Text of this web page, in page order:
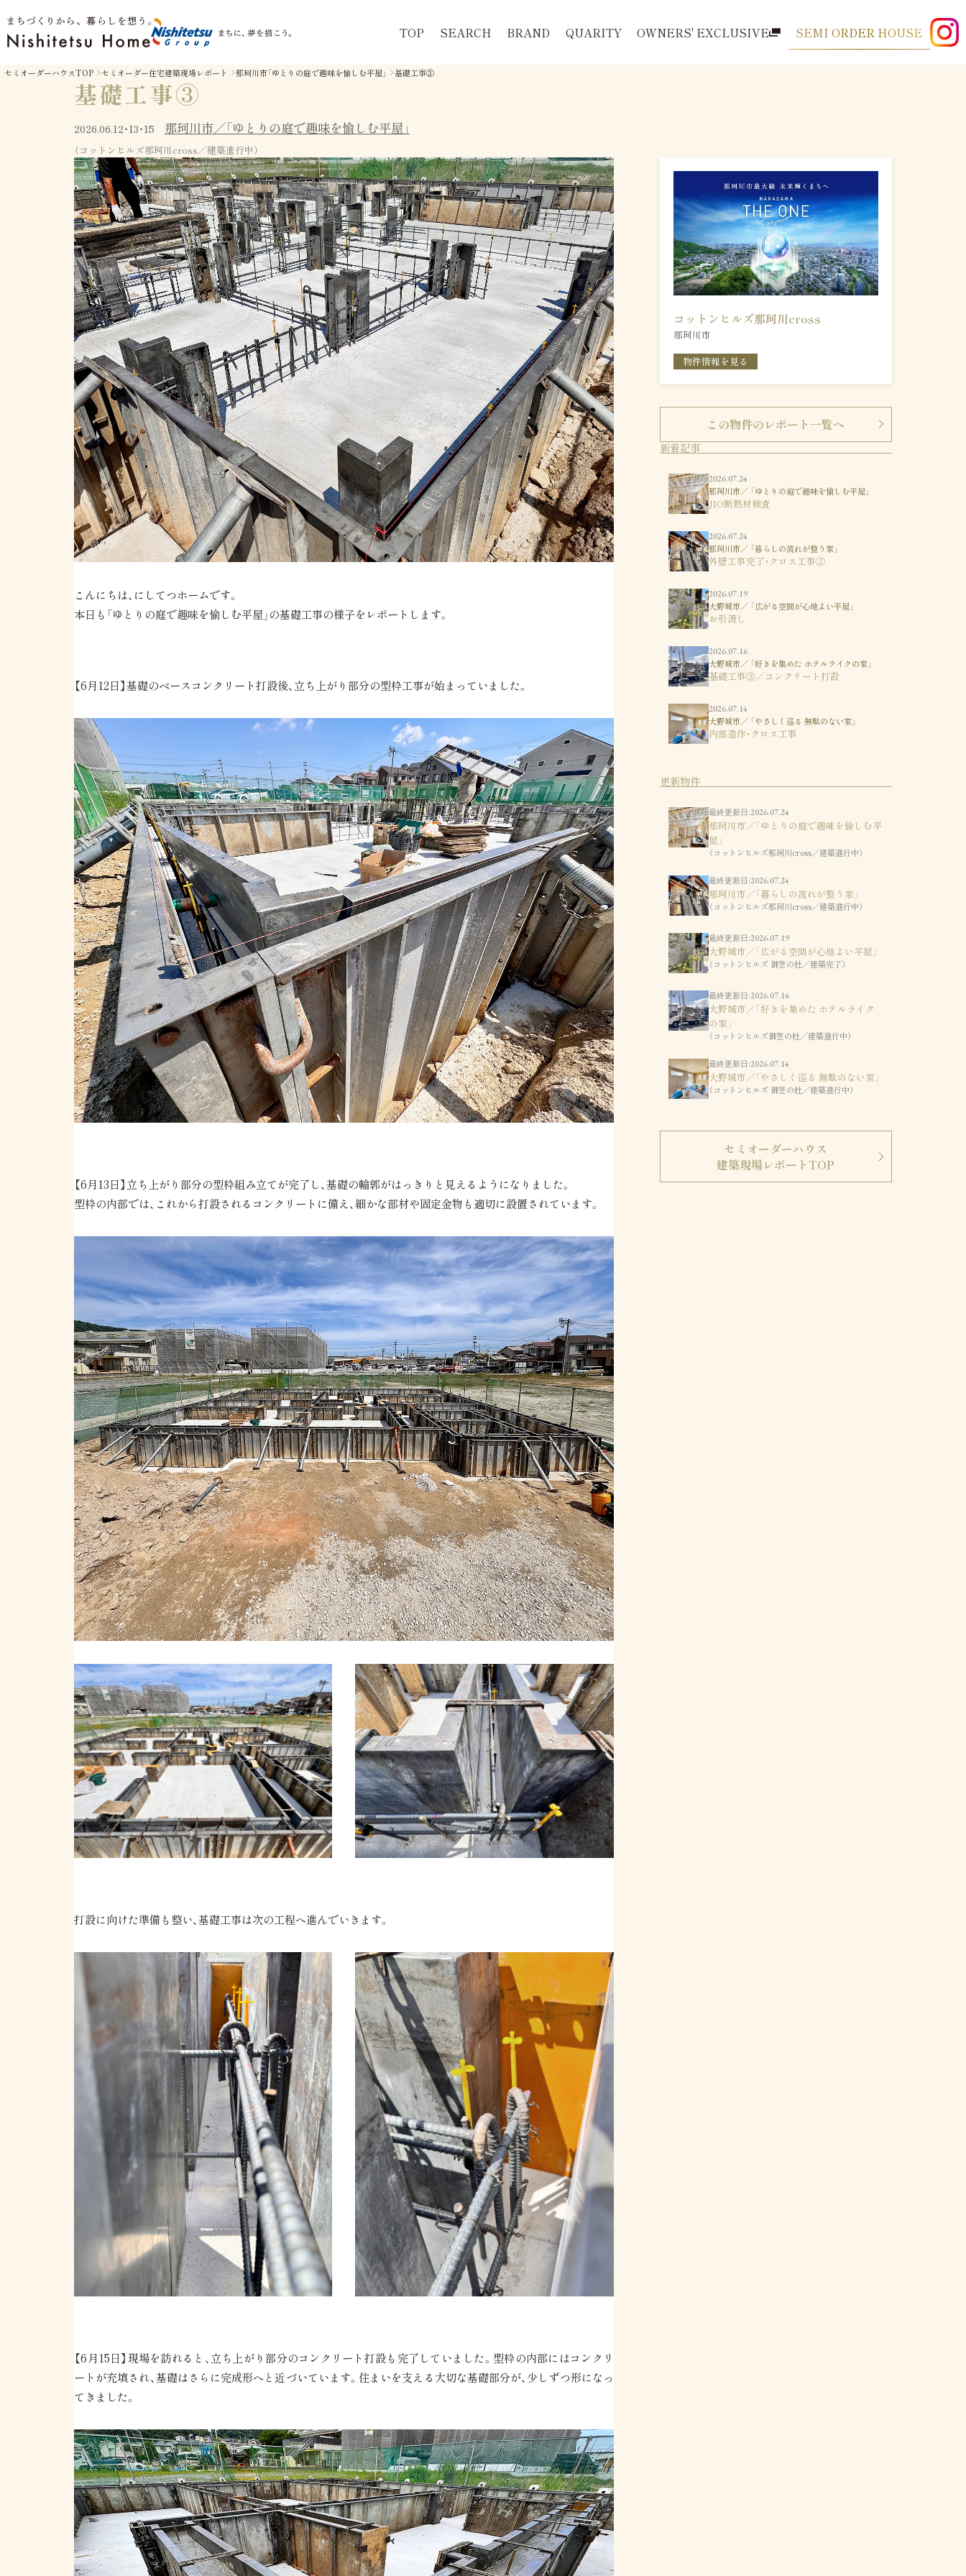
TOP SEARCH BRAND QUARITY OWNERS' EXCLUSIVE SEMI ORDER HOUSE
セミオーダーハウスTOP セミオーダー住宅建築現場レポート 那珂川市「ゆとりの庭で趣味を愉しむ平屋」 基礎工事③
基礎工事③
2026.06.12・13・15 那珂川市／「ゆとりの庭で趣味を愉しむ平屋」
（コットンヒルズ那珂川cross／建築進行中）
こんにちは、にしてつホームです。
本日も「ゆとりの庭で趣味を愉しむ平屋」の基礎工事の様子をレポートします。
【6月12日】基礎のベースコンクリート打設後、立ち上がり部分の型枠工事が始まっていました。
【6月13日】立ち上がり部分の型枠組み立てが完了し、基礎の輪郭がはっきりと見えるようになりました。
型枠の内部では、これから打設されるコンクリートに備え、細かな部材や固定金物も適切に設置されています。
打設に向けた準備も整い、基礎工事は次の工程へ進んでいきます。
【6月15日】現場を訪れると、立ち上がり部分のコンクリート打設も完了していました。型枠の内部にはコンクリ
ートが充填され、基礎はさらに完成形へと近づいています。住まいを支える大切な基礎部分が、少しずつ形になっ
てきました。
コットンヒルズ那珂川cross
那珂川市
物件情報を見る
この物件のレポート一覧へ
新着記事
2026.07.24
那珂川市／ 「ゆとりの庭で趣味を愉しむ平屋」
JIO断熱材検査
2026.07.24
那珂川市／ 「暮らしの流れが整う家」
外壁工事完了・クロス工事②
2026.07.19
大野城市／ 「広がる空間が心地よい平屋」
お引渡し
2026.07.16
大野城市／ 「好きを集めた ホテルライクの家」
基礎工事③／コンクリート打設
2026.07.14
大野城市／ 「やさしく巡る 無駄のない家」
内部造作・クロス工事
更新物件
最終更新日:2026.07.24
那珂川市／「ゆとりの庭で趣味を愉しむ平
屋」
（コットンヒルズ那珂川cross／建築進行中）
最終更新日:2026.07.24
那珂川市／「暮らしの流れが整う家」
（コットンヒルズ那珂川cross／建築進行中）
最終更新日:2026.07.19
大野城市／「広がる空間が心地よい平屋」
（コットンヒルズ 御笠の杜／建築完了）
最終更新日:2026.07.16
大野城市／「好きを集めた ホテルライク
の家」
（コットンヒルズ御笠の杜／建築進行中）
最終更新日:2026.07.14
大野城市／「やさしく巡る 無駄のない家」
（コットンヒルズ 御笠の杜／建築進行中）
セミオーダーハウス
建築現場レポートTOP